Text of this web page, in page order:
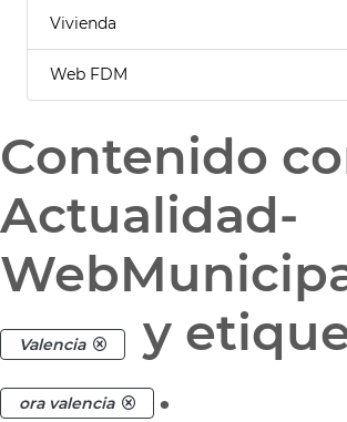
Vivienda
Web FDM
Contenido
Actualidad-
Valencia y
ora valencia .